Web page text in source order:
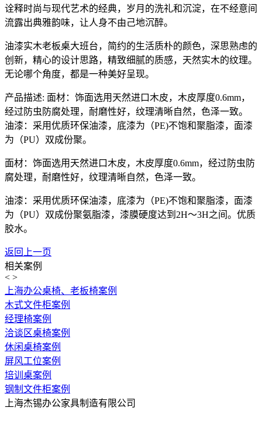
诠释时尚与现代艺术的经典，岁月的洗礼和沉淀，在不经意间
流露出典雅韵味，让人身不由己地沉醉。
油漆实木老板桌大班台，简约的生活质朴的颜色，深思熟虑的
创新，精心的设计思路，精致细腻的质感，天然实木的纹理。
无论哪个角度，都是一种美好呈现。
产品描述: 面材：饰面选用天然进口木皮，木皮厚度0.6mm，
经过防虫防腐处理，耐磨性好，纹理清晰自然，色泽一致。
油漆：采用优质环保油漆，底漆为（PE)不饱和聚脂漆，面漆
为（PU）双成份聚。
面材：饰面选用天然进口木皮，木皮厚度0.6mm，经过防虫防
腐处理，耐磨性好，纹理清晰自然，色泽一致。
油漆：采用优质环保油漆，底漆为（PE)不饱和聚脂漆，面漆
为（PU）双成份聚氨脂漆，漆膜硬度达到2H～3H之间。优质
胶水。
返回上一页
相关案例
< >
上海办公桌椅、老板椅案例
木式文件柜案例
经理椅案例
洽谈区桌椅案例
休闲桌椅案例
屏风工位案例
培训桌案例
钢制文件柜案例
上海杰锡办公家具制造有限公司